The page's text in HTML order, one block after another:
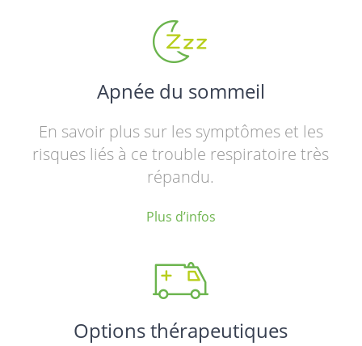
Apnée du sommeil
En savoir plus sur les symptômes et les
risques liés à ce trouble respiratoire très
répandu.
Plus d’infos
Options thérapeutiques